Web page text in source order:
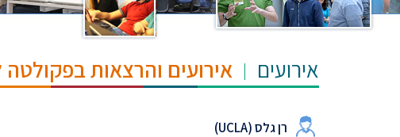
אירועים אירועים והרצאות
רן גלס (UCLA)